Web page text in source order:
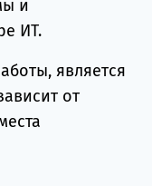
и
ИТ.
является
от